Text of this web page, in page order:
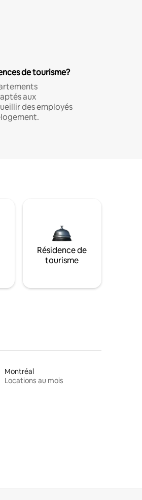
de tourisme?
aux
des employés
Résidence de
tourisme
Montréal
Locations au mois